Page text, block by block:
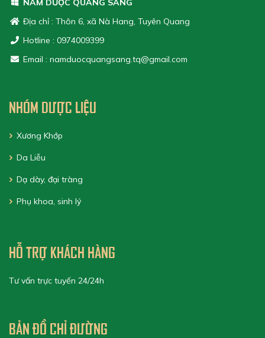
NAM DƯỢC QUANG SÁNG
Địa chỉ : Thôn 6, xã Nà Hang, Tuyên Quang
Hotline : 0974009399
Email : namduocquangsang.tq@gmail.com
NHÓM DƯỢC LIỆU
Xương Khớp
Da Liễu
Dạ dày, đại tràng
Phụ khoa, sinh lý
HỖ TRỢ KHÁCH HÀNG
Tư vấn trực tuyến 24/24h
BẢN ĐỒ CHỈ ĐƯỜNG